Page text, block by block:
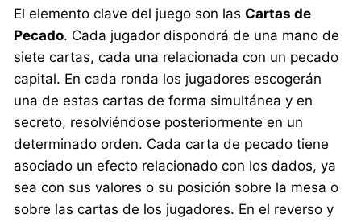
El elemento clave del juego son lasCartas de
Pecado. Cada jugador dispondrá de una mano de
siete cartas, cada una relacionada con un pecado
capital. En cada ronda los jugadores escogerán
una de estas cartas de forma simultánea y en
secreto, resolviéndose posteriormente en un
determinado orden. Cada carta de pecado tiene
asociado un efecto relacionado con los dados, ya
sea con sus valores o su posición sobre la mesa o
sobre las cartas de los jugadores. En el reverso y